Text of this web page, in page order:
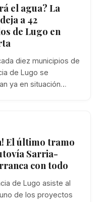
el agua? La
a 42
de Lugo en
diez municipios de
de Lugo se
ya en situación…
El último tramo
Sarria-
con todo
de Lugo asiste al
de los proyectos